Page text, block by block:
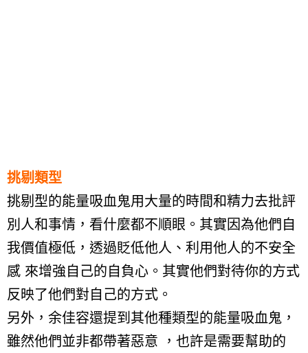
挑剔類型
挑剔型的能量吸血鬼用大量的時間和精力去批評
別人和事情，看什麼都不順眼。其實因為他們自
我價值極低，透過貶低他人、利用他人的不安全
感 來增強自己的自負心。其實他們對待你的方式
反映了他們對自己的方式。
另外，余佳容還提到其他種類型的能量吸血鬼，
雖然他們並非都帶著惡意 ，也許是需要幫助的